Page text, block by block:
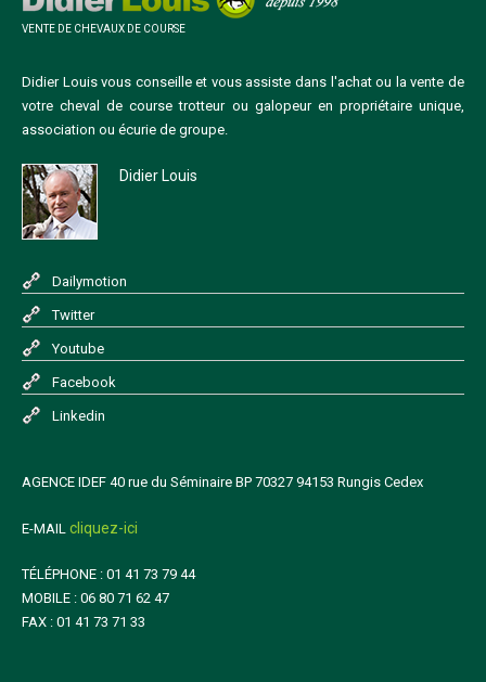
VENTE DE CHEVAUX DE COURSE
Didier Louis vous conseille et vous assiste dans l'achat ou la vente de
votre cheval de course trotteur ou galopeur en propriétaire unique,
association ou écurie de groupe.
Didier Louis
Dailymotion
Twitter
Youtube
Facebook
Linkedin
AGENCE IDEF 40 rue du Séminaire BP 70327 94153 Rungis Cedex
E-MAIL cliquez-ici
TÉLÉPHONE : 01 41 73 79 44
MOBILE : 06 80 71 62 47
FAX : 01 41 73 71 33